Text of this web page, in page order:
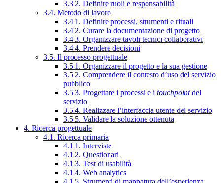
3.3.2. Definire ruoli e responsabilità
3.4. Metodo di lavoro
3.4.1. Definire processi, strumenti e rituali
3.4.2. Curare la documentazione di progetto
3.4.3. Organizzare tavoli tecnici collaborativi
3.4.4. Prendere decisioni
3.5. Il processo progettuale
3.5.1. Organizzare il progetto e la sua gestione
3.5.2. Comprendere il contesto d’uso del servizio
pubblico
3.5.3. Progettare i processi e i touchpointdel
servizio
3.5.4. Realizzare l’interfaccia utente del servizio
3.5.5. Validare la soluzione ottenuta
4. Ricerca progettuale
4.1. Ricerca primaria
4.1.1. Interviste
4.1.2. Questionari
4.1.3. Test di usabilità
4.1.4. Web analytics
4.1.5. Strumenti di mappatura dell’esperienza